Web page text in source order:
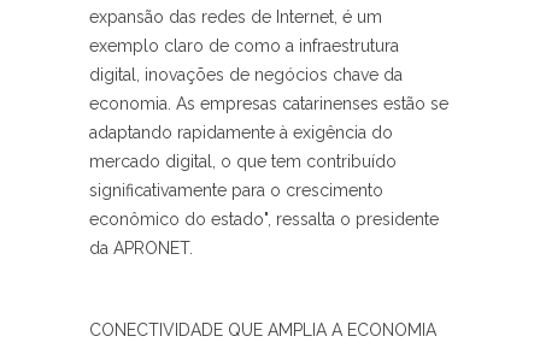
expansão das redes de Internet, é um
exemplo claro de como a infraestrutura
digital, inovações de negócios chave da
economia. As empresas catarinenses estão se
adaptando rapidamente à exigência do
mercado digital, o que tem contribuído
significativamente para o crescimento
econômico do estado", ressalta o presidente
da APRONET.
CONECTIVIDADE QUE AMPLIA A ECONOMIA